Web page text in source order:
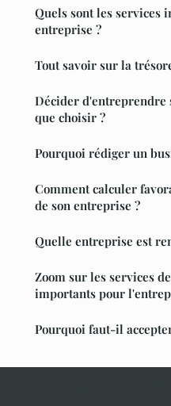
Quels sont les services
entreprise ?
Tout savoir sur la
Décider d'entreprendre
que choisir ?
Pourquoi rédiger un
Comment calculer
de son entreprise ?
Quelle entreprise est
Zoom sur les services
importants pour
Pourquoi faut-il